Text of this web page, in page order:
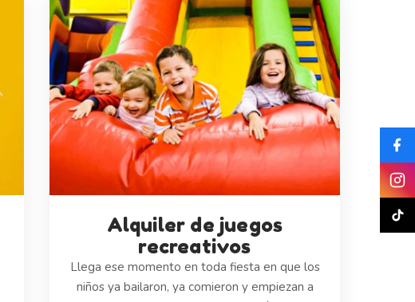
Alquiler de juegos
recreativos
Llega ese momento en toda fiesta en que los
niños ya bailaron, ya comieron y empiezan a